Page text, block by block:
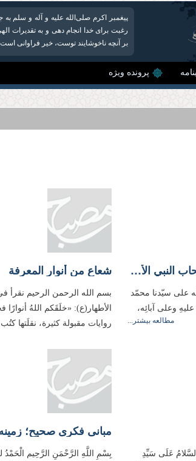
پیغمبر اکرم صلی‌الله علیه و آله و سلم به
رغبت برای خدا انجام دهی و به تقدیرات
بر آنچه ناخوشایند توست، خیر فراوانی
پرونده ویژه
الشدة مع الأعداء والرحمة بالمؤمنين ميزة أصحاب النبي الأعظم(ص)
على سيّدنا محمّد
وعلى آبائِه،
مطالعه بیشتر...
شعاع من أنوار المعرفة
بسم الله الرحمن الرحيم نقرأ
روايات مقبولة كثيرة، نقلَتها كتُب
عَلَی سَیِّدِ
بِسْمِ اللَّهِ الرَّحْمَنِ الرَّحِیم الْحَمْدُ